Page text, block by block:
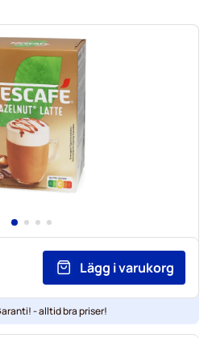
Lägg i varukorg
- alltid bra priser!